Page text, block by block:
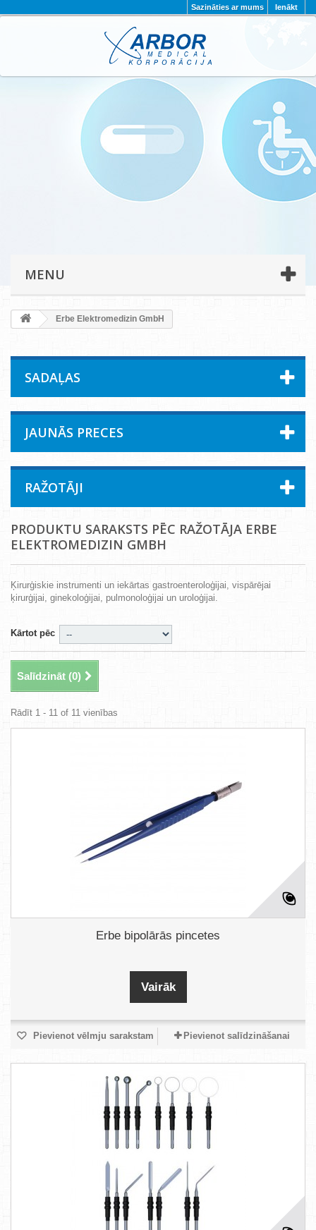
Ienākt
Sazināties ar mums
PAR MUMS PROJEKTI
KONTAKTI
PRIVĀTUMA POLITIKA
MENU
Erbe Elektromedizin GmbH
SADAĻAS
JAUNĀS PRECES
RAŽOTĀJI
PRODUKTU SARAKSTS PĒC RAŽOTĀJA ERBE
ELEKTROMEDIZIN GMBH
Ķirurģiskie instrumenti un iekārtas gastroenteroloģijai, vispārējai
ķirurģijai, ginekoloģijai, pulmonoloģijai un uroloģijai.
Kārtot pēc
Salīdzināt (0)
Rādīt 1 - 11 of 11 vienības
Erbe bipolārās pincetes
Vairāk
Pievienot vēlmju sarakstam Pievienot salīdzināšanai